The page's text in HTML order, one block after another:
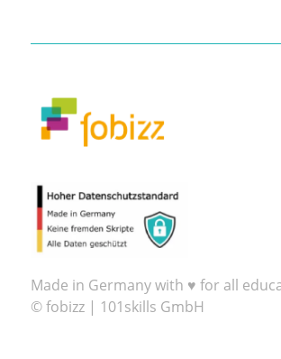
Made in Germany with ♥ for all
© fobizz | 101skills GmbH